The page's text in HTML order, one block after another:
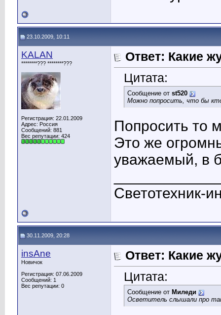
23.10.2009, 10:11
KALAN
********??? ********???
Регистрация: 22.01.2009
Адрес: Россия
Сообщений: 881
Вес репутации: 424
Ответ: Какие
Цитата:
Сообщение от st520
Можно попросить, что бы
Попросить то
Это же
уважаемый, в
Светотехник-
30.11.2009, 20:28
insAne
Новичок
Регистрация: 07.06.2009
Сообщений: 1
Вес репутации: 0
Ответ: Какие
Цитата:
Сообщение от Миледи
Осветитель слышали про